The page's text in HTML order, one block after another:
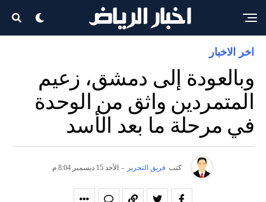
اخر الاخبار
وبالعودة إلى دمشق، زعيم
المتمردين واثق من الوحدة
في مرحلة ما بعد الأسد
كتب فريق التحرير - الأحد 15 ديسمبر 8:04 م